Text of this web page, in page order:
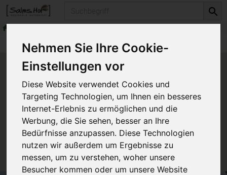
Nehmen Sie Ihre Cookie-
Einstellungen vor
Diese Website verwendet Cookies und
Targeting Technologien, um Ihnen ein besseres
Internet-Erlebnis zu ermöglichen und die
Werbung, die Sie sehen, besser an Ihre
Bedürfnisse anzupassen. Diese Technologien
nutzen wir außerdem um Ergebnisse zu
messen, um zu verstehen, woher unsere
Besucher kommen oder um unsere Website
Produkte
Produkt "Lebkuchengewürz"
nicht verfügbar.
Das von Ihnen gesuchte Produkt ist leider zur Zeit
nicht verfügbar.